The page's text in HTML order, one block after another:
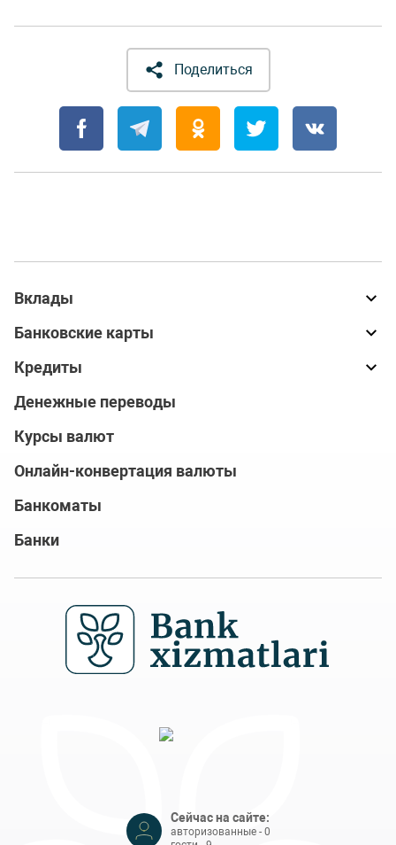
Поделиться
Вклады
Банковские карты
Кредиты
Денежные переводы
Курсы валют
Онлайн-конвертация валюты
Банкоматы
Банки
Сейчас на сайте:
авторизованные - 0